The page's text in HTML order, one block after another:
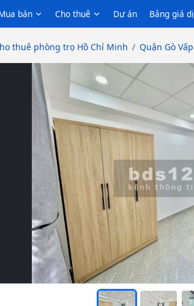
bán Cho thuê Dự án Bảng giá
thuê phòng trọ Hồ Chí Minh Quận Gò Vấp